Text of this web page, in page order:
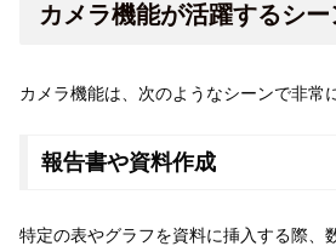
カメラ機能が活躍するシー
カメラ機能は、次のようなシーンで非常
報告書や資料作成
特定の表やグラフを資料に挿入する際、